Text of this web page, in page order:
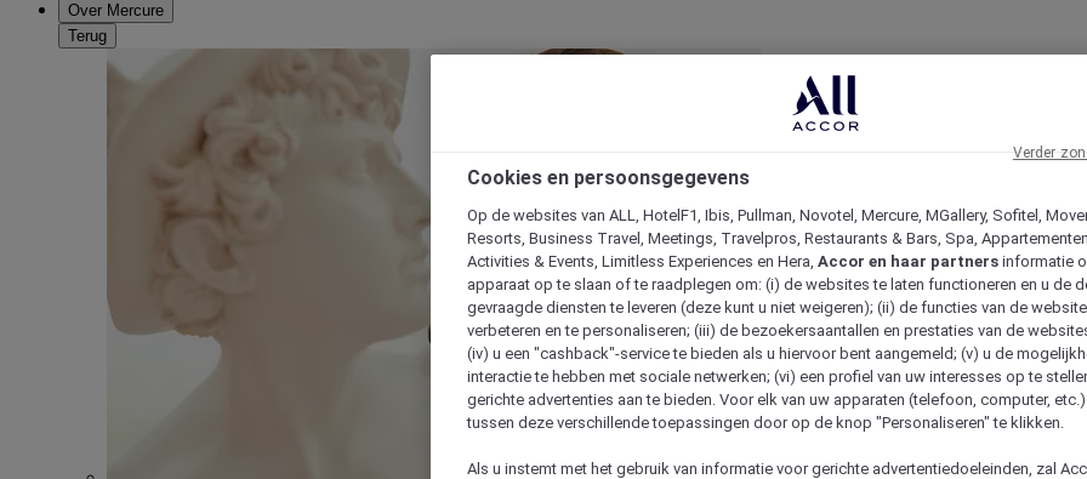
Over Mercure
Terug
Cookies en persoonsgegevens
Op de websites van ALL, HotelF1, Ibis, Pullman, Novotel, Mercure, MGallery, Sofitel,
Resorts, Business Travel, Meetings, Travelpros, Restaurants & Bars, Spa,
Activities & Events, Limitless Experiences en Hera, Accor en haar partners informatie
apparaat op te slaan of te raadplegen om: (i) de websites te laten functioneren en u de
gevraagde diensten te leveren (deze kunt u niet weigeren); (ii) de functies van de
verbeteren en te personaliseren; (iii) de bezoekersaantallen en prestaties van de
(iv) u een "cashback"-service te bieden als u hiervoor bent aangemeld; (v) u de
interactie te hebben met sociale netwerken; (vi) een profiel van uw interesses op te
gerichte advertenties aan te bieden. Voor elk van uw apparaten (telefoon, computer,
tussen deze verschillende toepassingen door op de knop "Personaliseren" te klikken.
Als u instemt met het gebruik van informatie voor gerichte advertentiedoeleinden, zal
Verder